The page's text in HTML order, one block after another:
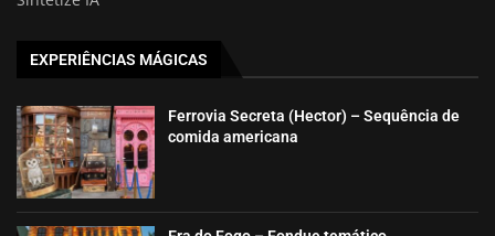
EXPERIÊNCIAS MÁGICAS
Ferrovia Secreta (Hector) – Sequência de
comida americana